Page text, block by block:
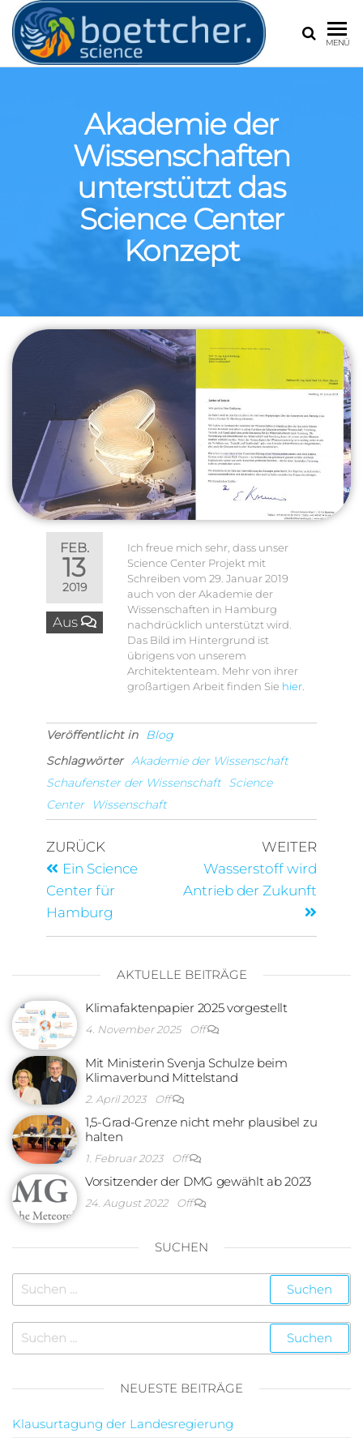
Frank
MENÜ
Akademie der
Wissenschaften
unterstützt das
Science Center
Konzept
FEB.
13
2019
Aus
Ich freue mich sehr, dass unser
Science Center Projekt mit
Schreiben vom 29. Januar 2019
auch von der Akademie der
Wissenschaften in Hamburg
nachdrücklich unterstützt wird.
Das Bild im Hintergrund ist
übrigens von unserem
Architektenteam. Mehr von ihrer
großartigen Arbeit finden Sie hier.
Veröffentlicht in
Blog
Schlagwörter Akademie der Wissenschaft
Schaufenster der Wissenschaft Science
Center
Wissenschaft
ZURÜCK
Ein Science
Center für
Hamburg
WEITER
Wasserstoff wird
Antrieb der Zukunft
AKTUELLE BEITRÄGE
Klimafaktenpapier 2025 vorgestellt
4. November 2025 Off
Mit Ministerin Svenja Schulze beim
Klimaverbund Mittelstand
2. April 2023 Off
1,5-Grad-Grenze nicht mehr plausibel zu
halten
1. Februar 2023 Off
Vorsitzender der DMG gewählt ab 2023
24. August 2022 Off
SUCHEN
NEUESTE BEITRÄGE
Klausurtagung der Landesregierung